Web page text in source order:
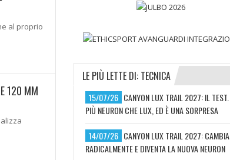
al proprio
120 MM
LE PIÙ LETTE DI: TECNICA
15/07/26 CANYON LUX TRAIL 2027: IL TEST.
PIÙ NEURON CHE LUX, ED È UNA SORPRESA
14/07/26 CANYON LUX TRAIL 2027: CAMBIA
RADICALMENTE E DIVENTA LA NUOVA NEURON